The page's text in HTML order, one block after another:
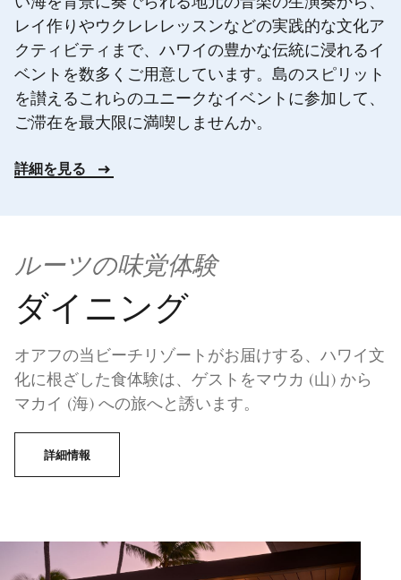
い海を背景に奏でられる地元の音楽の生演奏から、
レイ作りやウクレレレッスンなどの実践的な文化ア
クティビティまで、ハワイの豊かな伝統に浸れるイ
ベントを数多くご用意しています。島のスピリット
を讃えるこれらのユニークなイベントに参加して、
ご滞在を最大限に満喫しませんか。
詳細を見る
ルーツの味覚体験
ダイニング
オアフの当ビーチリゾートがお届けする、ハワイ文
化に根ざした食体験は、ゲストをマウカ (山) から
マカイ (海) への旅へと誘います。
詳細情報